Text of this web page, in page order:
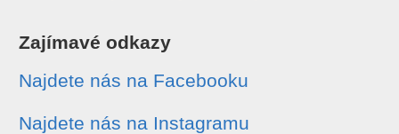
Zajímavé odkazy
Najdete nás na Facebooku
Najdete nás na Instagramu